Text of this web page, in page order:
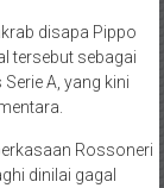
disapa Pippo
tersebut sebagai
A, yang kini
Rossoneri
dinilai gagal